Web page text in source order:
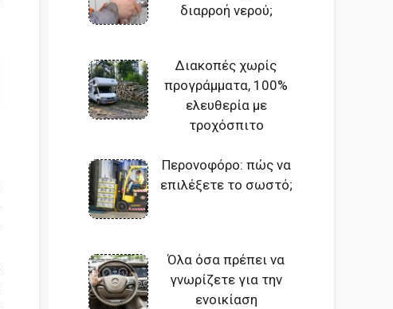
διαρροή νερού;
Διακοπές χωρίς
προγράμματα, 100%
ελευθερία με
τροχόσπιτο
Περονοφόρο: πώς να
επιλέξετε το σωστό;
Όλα όσα πρέπει να
γνωρίζετε για την
ενοικίαση